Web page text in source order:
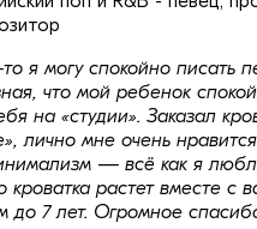
я могу спокойно писать
что мой ребенок
на «студии». Заказал
лично мне очень
— всё как я
кроватка растет вместе с
до 7 лет. Огромное